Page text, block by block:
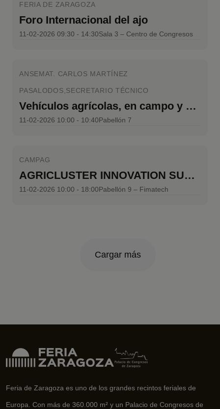
FERIA DE ZARAGOZA
Foro Internacional del ajo
11-02-2026 09:30 - 14:30Sala 3 – Centro de Congresos
ANSEMAT. CARLOS MARTÍNEZ
PASALODOS,SECRETARIO TÉCNICO
Vehículos agrícolas, en campo y en la carretera
11-02-2026 10:00 - 10:40Pabellón 7
CAMPAG
AGRICLUSTER INNOVATION SUMMER 2026
11-02-2026 10:00 - 18:00Pabellón 9 – Fimatech
Cargar más
Feria de Zaragoza es uno de los grandes recintos feriales de
Europa. Con más de 360.000 m² y un Palacio de Congresos de